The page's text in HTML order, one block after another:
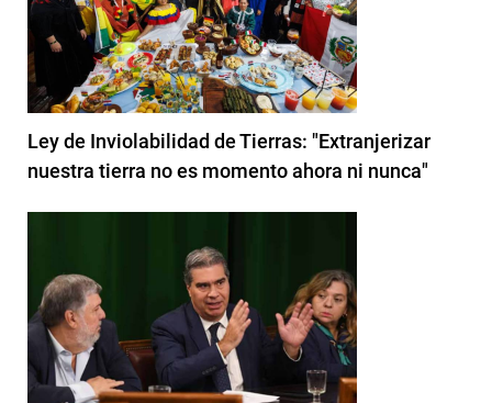
Ley de Inviolabilidad de Tierras: "Extranjerizar
nuestra tierra no es momento ahora ni nunca"